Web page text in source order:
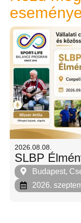
2026.08.08.
SLBP
Budapest,
2026.